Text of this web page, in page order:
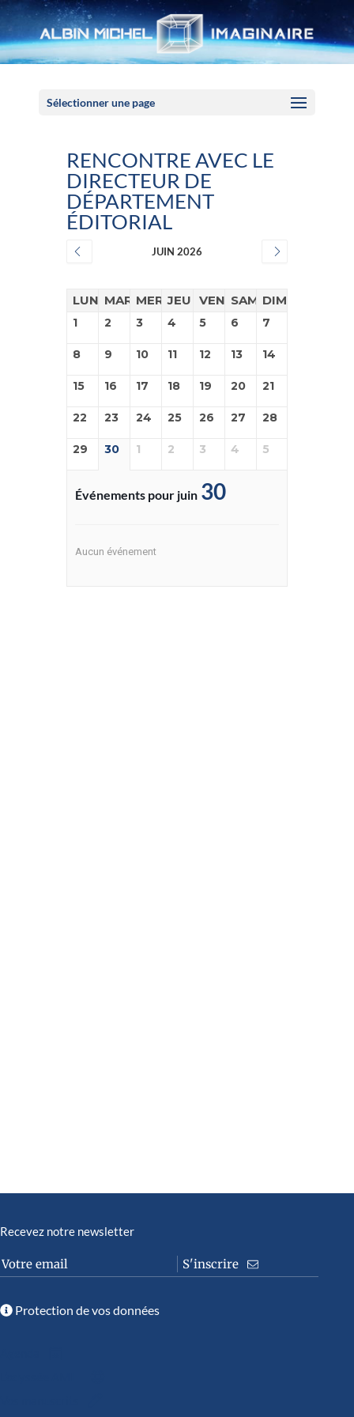
Sélectionner une page
RENCONTRE AVEC LE
DIRECTEUR DE
DÉPARTEMENT
ÉDITORIAL
JUIN 2026
LUN MAR MER JEU VEN SAM DIM
1 2 3 4 5 6 7
8 9 10 11 12 13 14
15 16 17 18 19 20 21
22 23 24 25 26 27 28
29 30 1 2 3 4 5
Événements pour juin 30
Aucun événement
Recevez notre newsletter
Protection de vos données
Panneau de gestion des cookies